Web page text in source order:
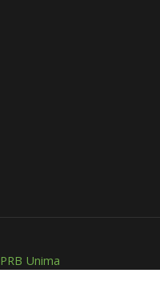
PRB Unima